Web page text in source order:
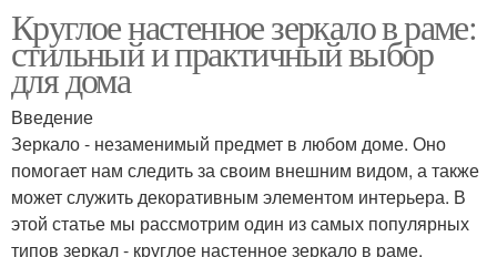
Круглое настенное зеркало в раме:
стильный и практичный выбор
для дома
Введение
Зеркало - незаменимый предмет в любом доме. Оно
помогает нам следить за своим внешним видом, а также
может служить декоративным элементом интерьера. В
этой статье мы рассмотрим один из самых популярных
типов зеркал - круглое настенное зеркало в раме.